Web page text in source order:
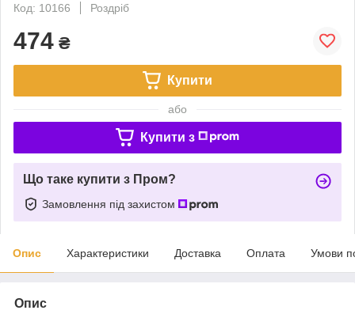
Код: 10166
Роздріб
474 ₴
Купити
або
Купити з
Що таке купити з Пром?
Замовлення під захистом
Опис Характеристики Доставка Оплата Умови
Опис